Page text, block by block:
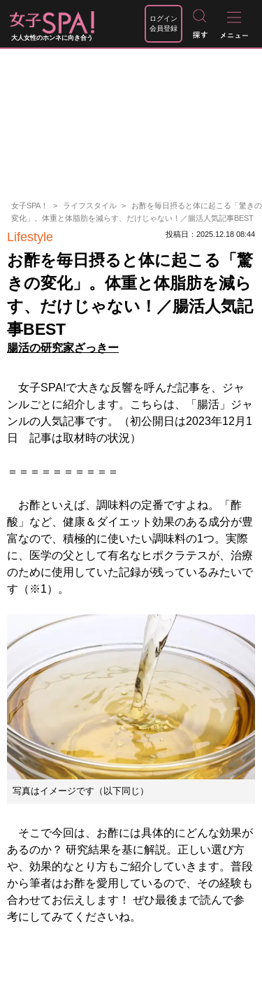
大人女性のホンネに向き合う
ログイン
会員登録
女子SPA！ ライフスタイル
お酢を毎日摂ると体に起こる「驚きの
変化」。体重と体脂肪を減らす、だけじゃない！／腸活人気記事BEST
Lifestyle 投稿日：2025.12.18 08:44
お酢を毎日摂ると体に起こる「驚
きの変化」。体重と体脂肪を減ら
す、だけじゃない！／腸活人気記
事BEST
腸活の研究家ざっきー
女子SPA!で大きな反響を呼んだ記事を、ジャ
ンルごとに紹介します。こちらは、「腸活」ジャ
ンルの人気記事です。（初公開日は2023年12月1
日 記事は取材時の状況）
＝＝＝＝＝＝＝＝＝＝
お酢といえば、調味料の定番ですよね。「酢
酸」など、健康＆ダイエット効果のある成分が豊
富なので、積極的に使いたい調味料の1つ。実際
に、医学の父として有名なヒポクラテスが、治療
のために使用していた記録が残っているみたいで
す（※1）。
写真はイメージです（以下同じ）
そこで今回は、お酢には具体的にどんな効果が
あるのか？ 研究結果を基に解説。正しい選び方
や、効果的なとり方もご紹介していきます。普段
から筆者はお酢を愛用しているので、その経験も
合わせてお伝えします！ ぜひ最後まで読んで参
考にしてみてくださいね。